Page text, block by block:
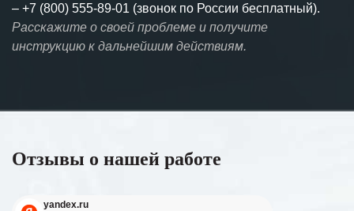
– +7 (800) 555-89-01 (звонок по России бесплатный).
Расскажите о своей проблеме и получите
инструкцию к дальнейшим действиям.
Отзывы о нашей работе
yandex.ru